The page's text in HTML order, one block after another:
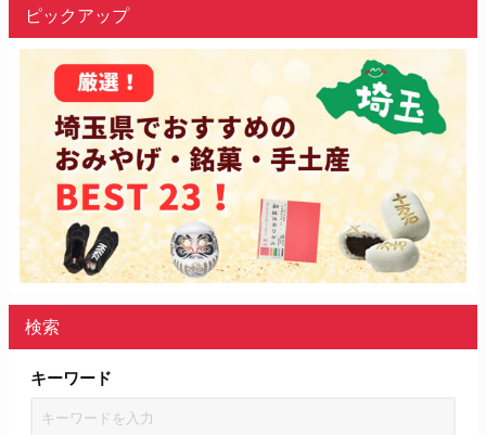
ピックアップ
検索
キーワード